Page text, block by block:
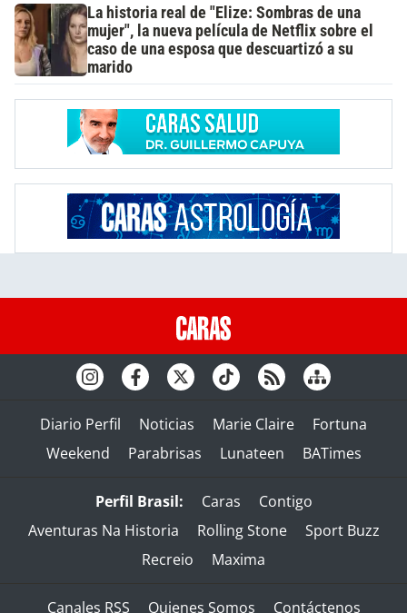
La historia real de "Elize: Sombras de una
mujer", la nueva película de Netflix sobre el
caso de una esposa que descuartizó a su
marido
Diario Perfil Noticias Marie Claire
Fortuna
Weekend
Parabrisas Lunateen BATimes
Perfil Brasil: Caras
Contigo
Aventuras Na Historia
Rolling Stone
Sport Buzz
Recreio
Maxima
Canales RSS Quienes Somos Contáctenos